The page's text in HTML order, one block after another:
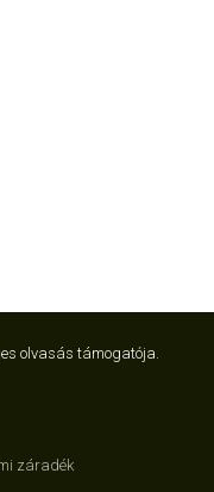
olvasás támogatója.
záradék